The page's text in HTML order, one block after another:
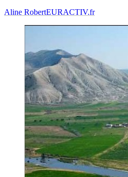
Aline RobertEURACTIV.fr